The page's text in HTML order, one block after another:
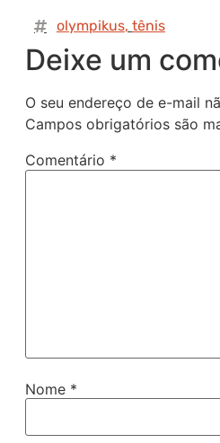
olympikus, tênis
Deixe um
O seu endereço de e-mail
Campos obrigatórios são
Comentário *
Nome *